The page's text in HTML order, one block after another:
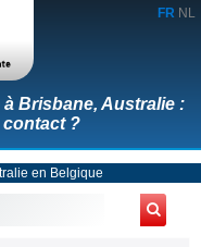
FR NL
Brisbane, Australie :
contact ?
en Belgique